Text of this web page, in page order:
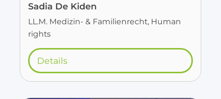
Sadia De Kiden
LL.M. Medizin- & Familienrecht, Human
rights
Details